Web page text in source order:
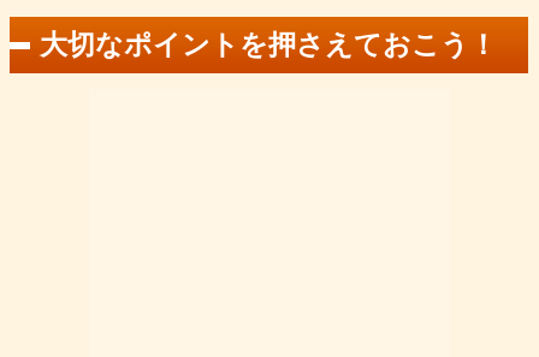
大切なポイントを押さえておこう！